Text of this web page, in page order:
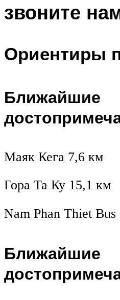
звоните
Ориентиры
Ближайшие
Маяк Кега 7,6 км
Гора Та Ку 15,1 км
Nam Phan Thiet
Ближайшие